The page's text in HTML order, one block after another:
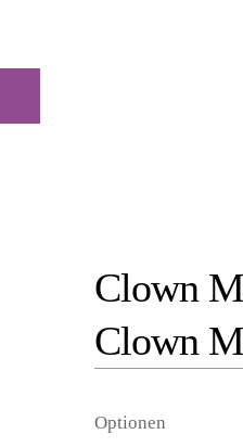
Clown
Clown
Optionen